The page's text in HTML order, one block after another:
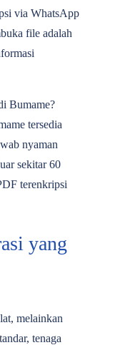
via WhatsApp
file adalah
Bumame?
tersedia
nyaman
sekitar 60
terenkripsi
yang
melainkan
tenaga